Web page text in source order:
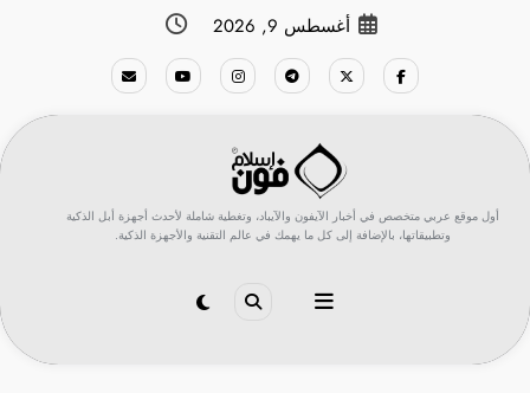
أغسطس 9, 2026
أول موقع عربي متخصص في أخبار الآيفون والآيباد، وتغطية شاملة لأحدث أجهزة أبل الذكية
وتطبيقاتها، بالإضافة إلى كل ما يهمك في عالم التقنية والأجهزة الذكية.